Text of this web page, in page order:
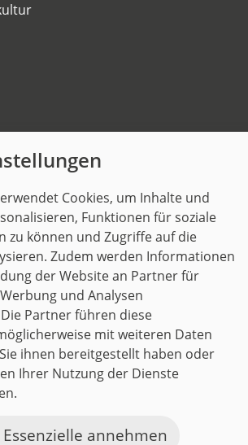
Cookies, um Inhalte und
Funktionen für soziale
zu können und Zugriffe auf die
Zudem werden Informationen
der Website an Partner für
und Analysen
Partner führen diese
mit weiteren Daten
ihnen bereitgestellt haben oder
Ihrer Nutzung der Dienste
annehmen
Impressum
Kontakt
jambit auf instagramjambit auf kununujambit auf linkedin
GmbH. Alle Rechte vorbehalten.